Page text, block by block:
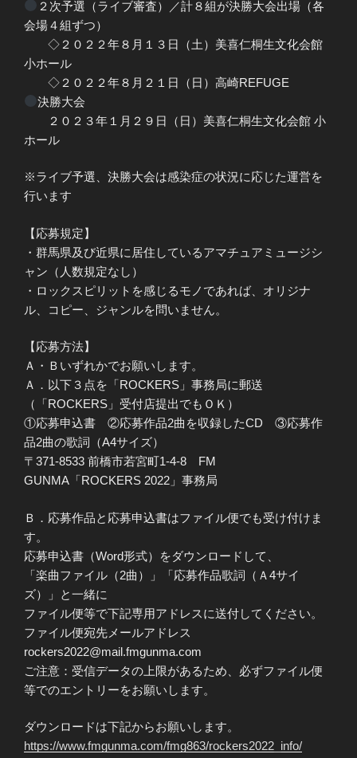
２次予選（ライブ審査）／計８組が決勝大会出場（各
会場４組ずつ）
◇２０２２年８月１３日（土）美喜仁桐生文化会館
小ホール
◇２０２２年８月２１日（日）高崎REFUGE
決勝大会
２０２３年１月２９日（日）美喜仁桐生文化会館 小
ホール
※ライブ予選、決勝大会は感染症の状況に応じた運営を
行います
【応募規定】
・群馬県及び近県に居住しているアマチュアミュージシ
ャン（人数規定なし）
・ロックスピリットを感じるモノであれば、オリジナ
ル、コピー、ジャンルを問いません。
【応募方法】
Ａ・Ｂいずれかでお願いします。
Ａ．以下３点を「ROCKERS」事務局に郵送
（「ROCKERS」受付店提出でもＯＫ）
①応募申込書 ②応募作品2曲を収録したCD ③応募作
品2曲の歌詞（A4サイズ）
〒371-8533 前橋市若宮町1-4-8 FM
GUNMA「ROCKERS 2022」事務局
Ｂ．応募作品と応募申込書はファイル便でも受け付けま
す。
応募申込書（Word形式）をダウンロードして、
「楽曲ファイル（2曲）」「応募作品歌詞（Ａ4サイ
ズ）」と一緒に
ファイル便等で下記専用アドレスに送付してください。
ファイル便宛先メールアドレス
rockers2022@mail.fmgunma.com
ご注意：受信データの上限があるため、必ずファイル便
等でのエントリーをお願いします。
ダウンロードは下記からお願いします。
https://www.fmgunma.com/fmg863/rockers2022_info/